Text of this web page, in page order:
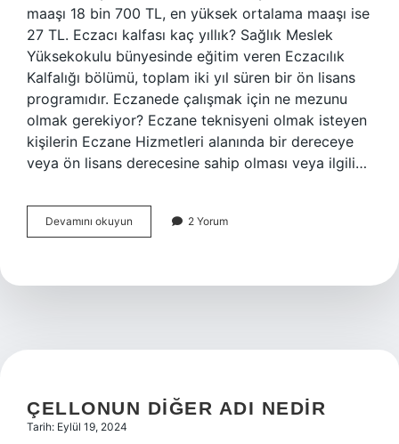
maaşı 18 bin 700 TL, en yüksek ortalama maaşı ise
27 TL. Eczacı kalfası kaç yıllık? Sağlık Meslek
Yüksekokulu bünyesinde eğitim veren Eczacılık
Kalfalığı bölümü, toplam iki yıl süren bir ön lisans
programıdır. Eczanede çalışmak için ne mezunu
olmak gerekiyor? Eczane teknisyeni olmak isteyen
kişilerin Eczane Hizmetleri alanında bir dereceye
veya ön lisans derecesine sahip olması veya ilgili…
Devamını okuyun
Kalfası
2 Yorum
ÇELLONUN DIĞER ADI NEDIR
Tarih: Eylül 19, 2024